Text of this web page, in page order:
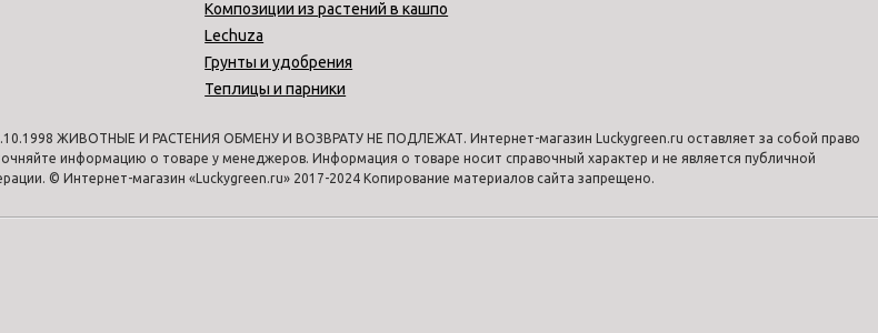
Композиции из растений в кашпо
Lechuza
Грунты и удобрения
Теплицы и парники
ЖИВОТНЫЕ И РАСТЕНИЯ ОБМЕНУ И ВОЗВРАТУ НЕ ПОДЛЕЖАТ. Интернет-магазин Luckygreen.ru оставляет за собой право
информацию о товаре у менеджеров. Информация о товаре носит справочный характер и не является публичной
© Интернет-магазин «Luckygreen.ru» 2017-2024 Копирование материалов сайта запрещено.